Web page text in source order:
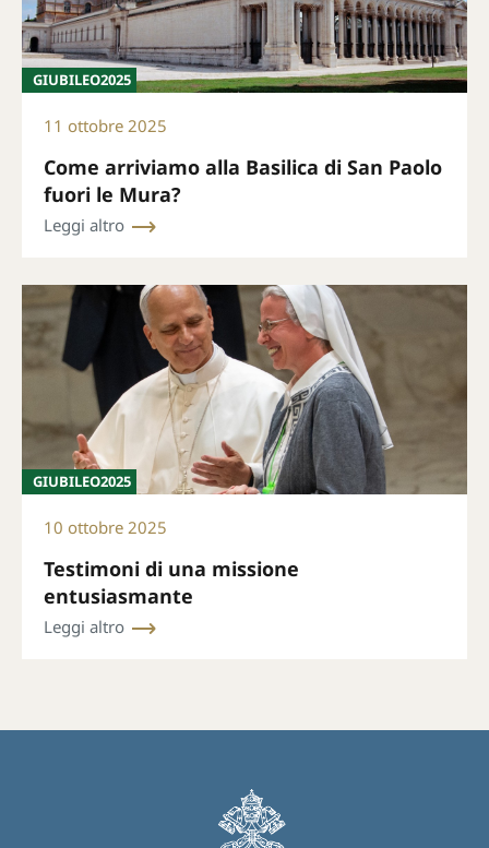
GIUBILEO2025
11 ottobre 2025
Come arriviamo alla Basilica di San Paolo
fuori le Mura?
Leggi altro
GIUBILEO2025
10 ottobre 2025
Testimoni di una missione
entusiasmante
Leggi altro